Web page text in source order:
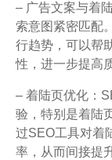
– 广告文案与着
索意图紧密匹配
行趋势，可以帮
性，进一步提高
– 着陆页优化：
验，特别是着陆
过SEO工具对着
率，从而间接提